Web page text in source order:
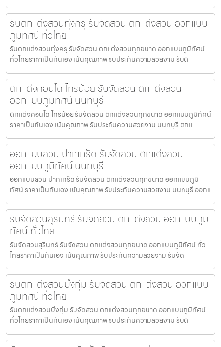
รับตกแต่งสวนทุ่งครุ รับจัดสวน ตกแต่งสวน ออกแบบ
ภูมิทัศน์ ทั่วไทย
รับตกแต่งสวนทุ่งครุ รับจัดสวน ตกแต่งสวนทุกขนาด ออกแบบภูมิทัศน์
ทั่วไทยราคาเป็นกันเอง เน้นคุณภาพ รับประกันความสวยงาม รับต
ตกแต่งคอนโด ไทรน้อย รับจัดสวน ตกแต่งสวน
ออกแบบภูมิทัศน์ นนทบุรี
ตกแต่งคอนโด ไทรน้อย รับจัดสวน ตกแต่งสวนทุกขนาด ออกแบบภูมิทัศน์
ราคาเป็นกันเอง เน้นคุณภาพ รับประกันความสวยงาม นนทบุรี ตกแ
ออกแบบสวน ปากเกร็ด รับจัดสวน ตกแต่งสวน
ออกแบบภูมิทัศน์ นนทบุรี
ออกแบบสวน ปากเกร็ด รับจัดสวน ตกแต่งสวนทุกขนาด ออกแบบภูมิ
ทัศน์ ราคาเป็นกันเอง เน้นคุณภาพ รับประกันความสวยงาม นนทบุรี ออกแ
รับจัดสวนสุรินทร์ รับจัดสวน ตกแต่งสวน ออกแบบภูมิ
ทัศน์ ทั่วไทย
รับจัดสวนสุรินทร์ รับจัดสวน ตกแต่งสวนทุกขนาด ออกแบบภูมิทัศน์ ทั่ว
ไทยราคาเป็นกันเอง เน้นคุณภาพ รับประกันความสวยงาม รับจัด
รับตกแต่งสวนบึงกุ่ม รับจัดสวน ตกแต่งสวน ออกแบบ
ภูมิทัศน์ ทั่วไทย
รับตกแต่งสวนบึงกุ่ม รับจัดสวน ตกแต่งสวนทุกขนาด ออกแบบภูมิทัศน์
ทั่วไทยราคาเป็นกันเอง เน้นคุณภาพ รับประกันความสวยงาม รับต